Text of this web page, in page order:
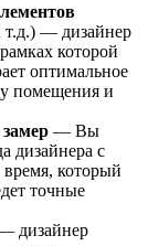
т.д.) — дизайнер
которой
оптимальное
помещения и
— Вы
дизайнера с
время, который
точные
дизайнер